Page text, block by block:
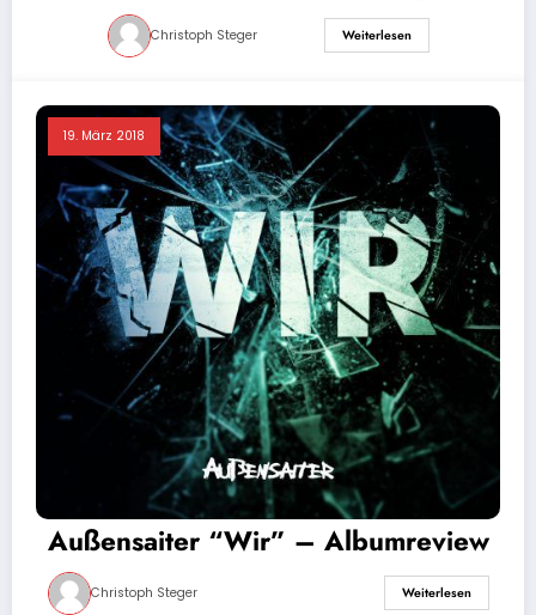
Christoph Steger Weiterlesen
19. März 2018
Außensaiter “Wir” – Albumreview
Christoph Steger Weiterlesen